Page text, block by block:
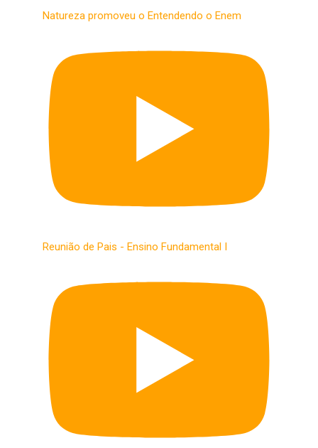
Natureza promoveu o Entendendo o Enem
Reunião de Pais - Ensino Fundamental I